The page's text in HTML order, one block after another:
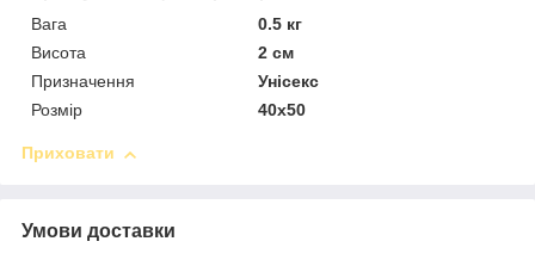
Вага
0.5 кг
Висота
2 см
Призначення
Унісекс
Розмір
40х50
Приховати
Умови доставки